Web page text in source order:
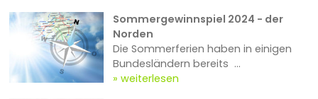
Sommergewinnspiel 2024 - der
Norden
Die Sommerferien haben in einigen
Bundesländern bereits ...
weiterlesen